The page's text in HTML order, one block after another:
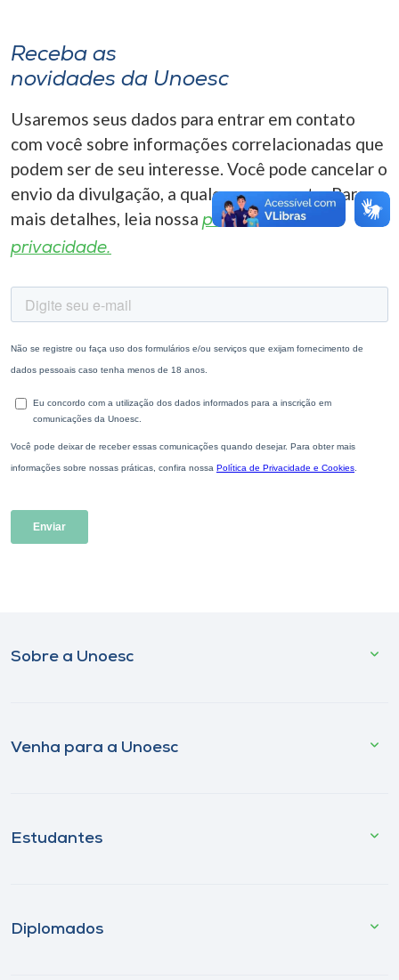
A-
Receba as
novidades da Unoesc
Usaremos seus dados para entrar em contato
com você sobre informações correlacionadas que
podem ser de seu interesse. Você pode cancelar o
envio da divulgação, a qualquer momento. Para
mais detalhes, leia nossa política de
privacidade.
Sobre a Unoesc
Venha para a Unoesc
Estudantes
Diplomados